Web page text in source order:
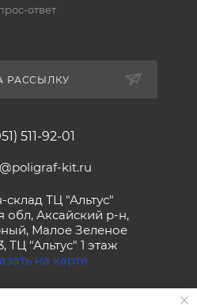
ответ
РАССЫЛКУ
511-92-01
kit.ru
склад ТЦ "Альтус"
обл, Аксайский р-н,
Малое Зеленое
ТЦ "Альтус" 1 этаж
на карте